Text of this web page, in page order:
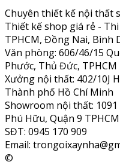
Chuyên thiết kế nội thất
Thiết kế shop giá rẻ -
TPHCM, Đồng Nai, Bình
Văn phòng: 606/46/15
Phước, Thủ Đức, TPHCM
Xưởng nội thất: 402/10J
Thành phố Hồ Chí Minh
Showroom nội thất:
Phú Hữu, Quận 9 TPHCM
SĐT: 0945 170 909
Email:
©